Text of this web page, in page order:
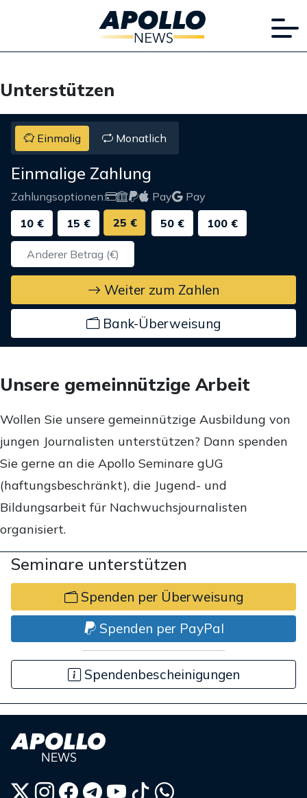
Unterstützen
Einmalig Monatlich
Einmalige Zahlung
Zahlungsoptionen: Pay
Pay
10 €
15 € 25 € 50 € 100 €
Weiter zum Zahlen
Bank-Überweisung
Unsere gemeinnützige Arbeit
Wollen Sie unsere gemeinnützige Ausbildung von
jungen Journalisten unterstützen? Dann spenden
Sie gerne an die Apollo Seminare gUG
(haftungsbeschränkt), die Jugend- und
Bildungsarbeit für Nachwuchsjournalisten
organisiert.
Seminare unterstützen
Spenden per Überweisung
Spenden per PayPal
Spendenbescheinigungen